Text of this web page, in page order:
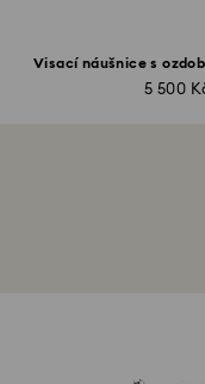
Visací náušnice s
5 500